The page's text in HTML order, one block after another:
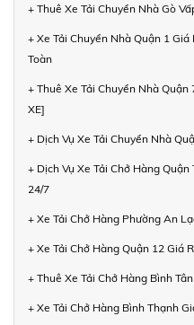
+ Thuê Xe Tải Chuyển Nhà Gò
+ Xe Tải Chuyển Nhà Quận 1
Toàn
+ Thuê Xe Tải Chuyển Nhà Quận
XE]
+ Dịch Vụ Xe Tải Chuyển Nhà
+ Dịch Vụ Xe Tải Chở Hàng
24/7
+ Xe Tải Chở Hàng Phường An
+ Xe Tải Chở Hàng Quận 12 Giá
+ Thuê Xe Tải Chở Hàng Bình
+ Xe Tải Chở Hàng Bình Thạnh